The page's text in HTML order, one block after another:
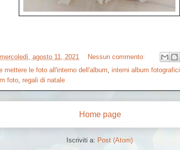
mercoledì, agosto 11, 2021
Nessun commento:
mettere le foto all'interno dell'album, interni album fotografici
foto, regali di natale
Home page
Iscriviti a: Post (Atom)